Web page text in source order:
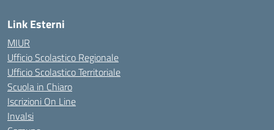
Link Esterni
MIUR
Ufficio Scolastico Regionale
Ufficio Scolastico Territoriale
Scuola in Chiaro
Iscrizioni On Line
Invalsi